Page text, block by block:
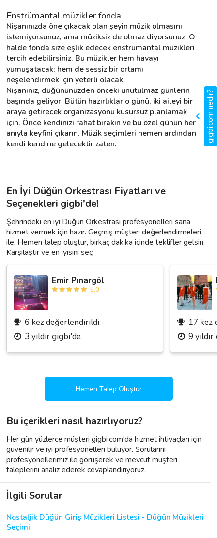
Enstrümantal müzikler fonda
Nişanınızda öne çıkacak olan şeyin müzik olmasını
istemiyorsunuz; ama müziksiz de olmaz diyorsunuz. O
halde fonda size eşlik edecek enstrümantal müzikleri
tercih edebilirsiniz. Bu müzikler hem havayı
yumuşatacak; hem de sessiz bir ortamı
neşelendirmek için yeterli olacak.
Nişanınız, düğününüzden önceki unutulmaz günlerin
başında geliyor. Bütün hazırlıklar o günü, iki aileyi bir
araya getirecek organizasyonu kusursuz planlamak
için. Önce kendinizi rahat bırakın ve bu özel günün her
anıyla keyfini çıkarın. Müzik seçimleri hemen ardından
kendi kendine gelecektir zaten.
En İyi Düğün Orkestrası Fiyatları ve
Seçenekleri gigbi'de!
Şehrindeki en iyi Düğün Orkestrası profesyonelleri sana
hizmet vermek için hazır. Geçmiş müşteri değerlendirmeleri
ile. Hemen talep oluştur, birkaç dakika içinde teklifler gelsin.
Karşılaştır ve en iyisini seç.
Emir Pınargöl
5.0
6 kez değerlendirildi.
3 yıldır gigbi'de
17 kez
9
Hemen Talep Oluştur
Bu içerikleri nasıl hazırlıyoruz?
Her gün yüzlerce müşteri gigbi.com'da hizmet ihtiyaçları için
güvenilir ve iyi profesyonelleri buluyor. Sorularını
profesyonellerimiz ile görüşerek ve mevcut müşteri
taleplerini analiz ederek cevaplandırıyoruz.
İlgili Sorular
Nostaljik Düğün Giriş Müzikleri Listesi - Düğün Müzikleri
Seçimi
gigbi.com nedir?